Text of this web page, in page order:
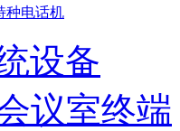
种电话机
设备
议室终端